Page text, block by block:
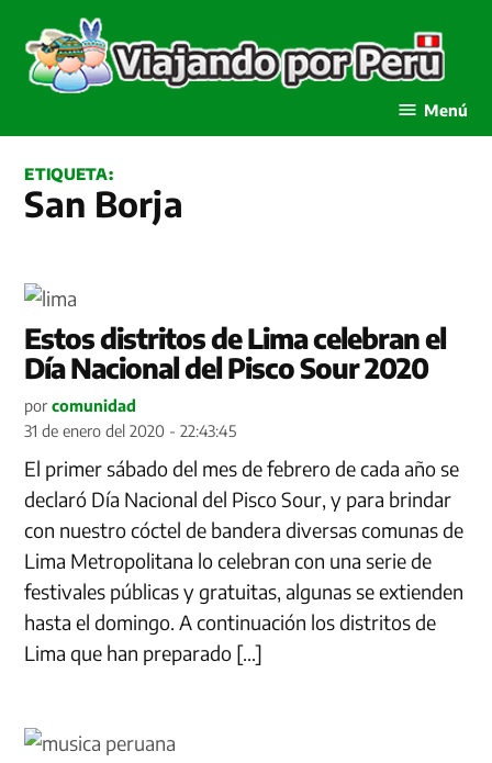
contenido
Menú
ETIQUETA:
San Borja
Estos distritos de Lima celebran el
Día Nacional del Pisco Sour 2020
por comunidad
31 de enero del 2020 - 22:43:45
El primer sábado del mes de febrero de cada año se
declaró Día Nacional del Pisco Sour, y para brindar
con nuestro cóctel de bandera diversas comunas de
Lima Metropolitana lo celebran con una serie de
festivales públicas y gratuitas, algunas se extienden
hasta el domingo. A continuación los distritos de
Lima que han preparado […]